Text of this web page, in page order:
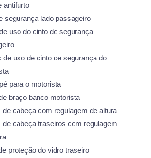
antifurto
segurança lado passageiro
uso do cinto de segurança
de uso de cinto de segurança do
para o motorista
braço banco motorista
de cabeça com regulagem de altura
de cabeça traseiros com regulagem
proteção do vidro traseiro